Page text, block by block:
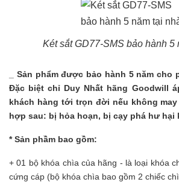
Két sắt GD77-SMS bảo hành 5
_ Sản phẩm được bảo hành 5 năm cho
Đặc biệt chỉ Duy Nhất hãng Goodwill
khách hàng tới trọn đời nếu không
hợp sau: bị hỏa hoạn, bị cạy phá hư hại
* Sản phầm bao gồm:
+ 01 bộ khóa chìa của hãng - là loại khóa
cứng cáp (bộ khóa chìa bao gồm 2 chiếc